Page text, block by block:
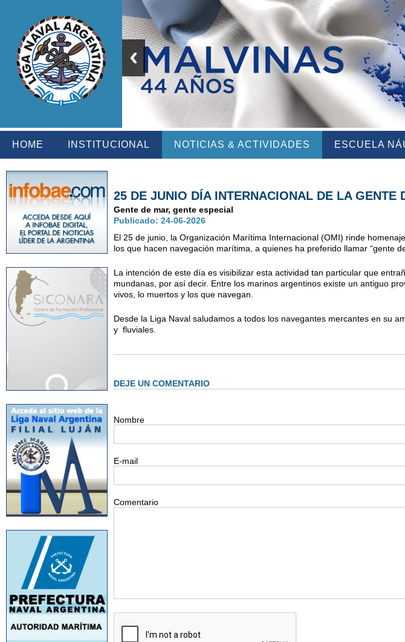
HOME INSTITUCIONAL NOTICIAS & ACTIVIDADES ESCUELA
25 DE JUNIO DÍA INTERNACIONAL DE LA GENTE
Gente de mar, gente especial
Publicado: 24-06-2026
El 25 de junio, la Organización Marítima Internacional (OMI) rinde
los que hacen navegación marítima, a quienes ha preferido llamar “gente
La intención de este día es visibilizar esta actividad tan particular que
mundanas, por así decir. Entre los marinos argentinos existe un antiguo
vivos, lo muertos y los que navegan.
Desde la Liga Naval saludamos a todos los navegantes mercantes en su
y fluviales.
DEJE UN COMENTARIO
Nombre
E-mail
Comentario